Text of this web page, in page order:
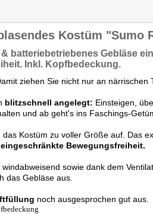
Kostüm "Sumo
batteriebetriebenes Gebläse
Inkl. Kopfbedeckung.
ziehen Sie nicht nur an närrischen
blitzschnell angelegt: Einsteigen,
und ab geht's ins Faschings-
das Kostüm zu voller Größe auf. Das
Bewegungsfreiheit.
sowie dank dem
das Gebläse aus.
noch ausgesprochen gut aus.